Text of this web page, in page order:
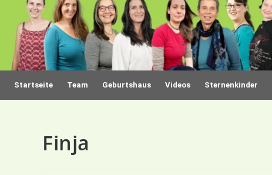
Startseite Team Geburtshaus Videos Sternenkinder
Finja